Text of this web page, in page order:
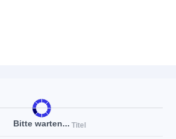
Bitte warten... Titel